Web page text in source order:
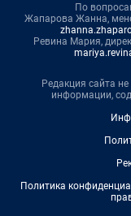
По
Жапарова Жанна,
Ревина Мария,
Редакция сайта не
информации,
Политика